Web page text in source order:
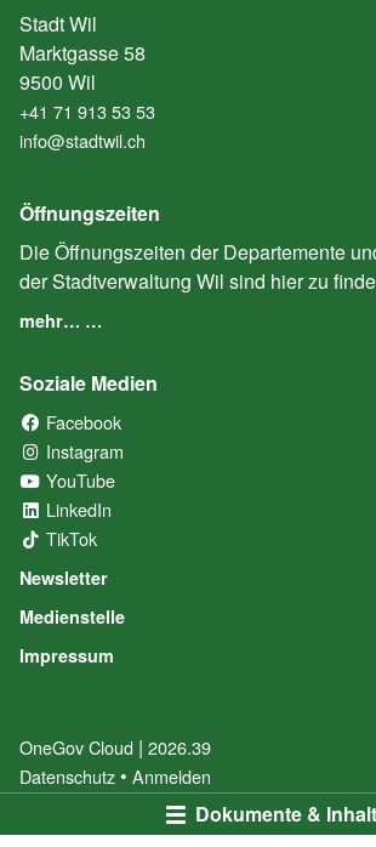
Dokumente & Inhalt
Stadt Wil
Marktgasse 58
9500 Wil
+41 71 913 53 53
info@stadtwil.ch
Öffnungszeiten
Die Öffnungszeiten der Departemente
der Stadtverwaltung Wil sind hier zu
mehr… …
Soziale Medien
Facebook
Instagram
YouTube
LinkedIn
TikTok
Newsletter
Medienstelle
Impressum
OneGov Cloud (External Link)
| 2026.39
Datenschutz (External Link)
Anmelden